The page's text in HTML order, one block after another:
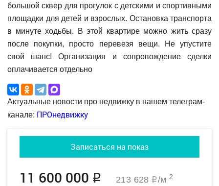
большой сквер для прогулок с детскими и спортивными
площадки для детей и взрослых. Остановка транспорта
в минуте ходьбы. В этой квартире можно жить сразу
после покупки, просто перевезя вещи. Не упустите
свой шанс! Организация и сопровождение сделки
оплачивается отдельно
Актуальные новости про недвижку в нашем телеграм-
канале: ПРОнедвижку
Записаться на показ
11 600 000 q 213 628 q/м 2